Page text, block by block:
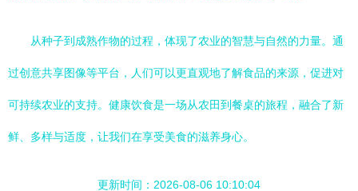
从种子到成熟作物的过程，体现了农业的智慧与自然的力量。通
过创意共享图像等平台，人们可以更直观地了解食品的来源，促进对
可持续农业的支持。健康饮食是一场从农田到餐桌的旅程，融合了新
鲜、多样与适度，让我们在享受美食的滋养身心。
更新时间：2026-08-06 10:10:04